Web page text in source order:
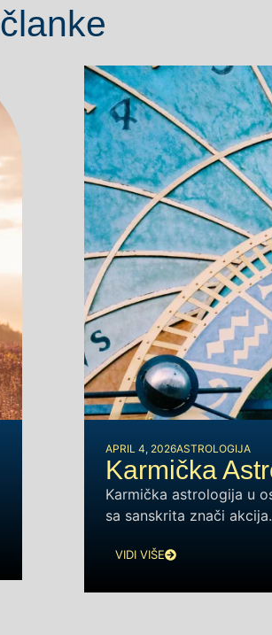
članke
APRIL 4, 2026ASTROLOGIJA
Karmička
Karmička astrologija u
sa sanskrita znači akcija.
VIDI VIŠE